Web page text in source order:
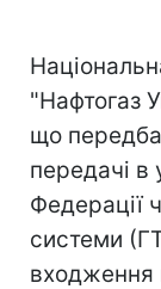
"Нафтогаз
що
передачі в
Федерації
системи
входження